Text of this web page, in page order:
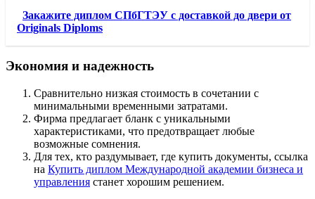
Закажите диплом СПбГТЭУ с доставкой до двери от
Originals Diploms
Экономия и надежность
Сравнительно низкая стоимость в сочетании с
минимальными временными затратами.
Фирма предлагает бланк с уникальными
характеристиками, что предотвращает любые
возможные сомнения.
Для тех, кто раздумывает, где купить документы, ссылка
на Купить диплом Международной академии бизнеса и
управления станет хорошим решением.